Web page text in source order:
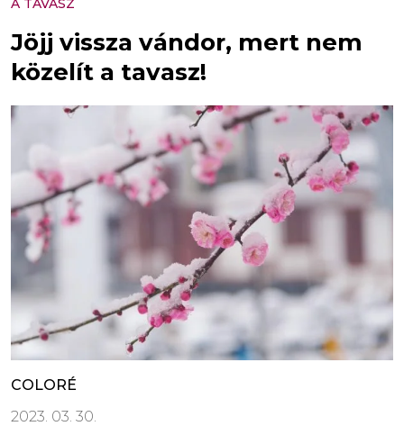
A TAVASZ
Jöjj vissza vándor, mert nem
közelít a tavasz!
COLORÉ
2023. 03. 30.